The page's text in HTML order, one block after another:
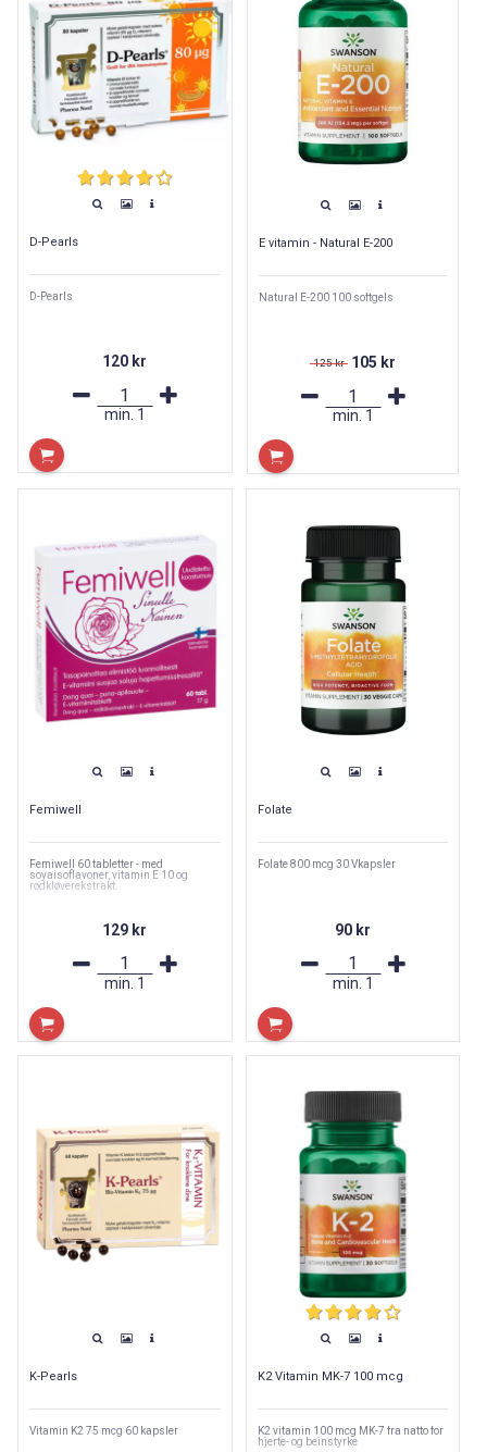
D-Pearls
D-Pearls
120 kr
min. 1
E vitamin - Natural E-200
Natural E-200 100 softgels
125 kr 105 kr
min. 1
Femiwell
Femiwell 60 tabletter - med
soyaisoflavoner, vitamin E 10 og
rødkløverekstrakt.
129 kr
min. 1
Folate
Folate 800 mcg 30 Vkapsler
90 kr
min. 1
K-Pearls
Vitamin K2 75 mcg 60 kapsler
K2 Vitamin MK-7 100 mcg
K2 vitamin 100 mcg MK-7 fra natto for
hjerte- og beinstyrke